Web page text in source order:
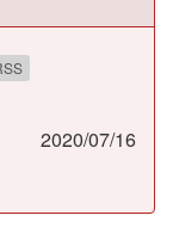
2020/07/16